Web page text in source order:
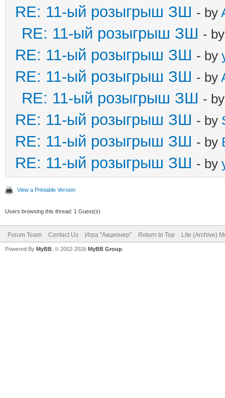
RE: 11-ый розыгрыш ЗШ - by
RE: 11-ый розыгрыш ЗШ -
RE: 11-ый розыгрыш ЗШ - by
RE: 11-ый розыгрыш ЗШ - by
RE: 11-ый розыгрыш ЗШ -
RE: 11-ый розыгрыш ЗШ - by
RE: 11-ый розыгрыш ЗШ - by
RE: 11-ый розыгрыш ЗШ - by
View a Printable Version
Users browsing this thread: 1 Guest(s)
Forum Team Contact Us Игра "Акционер" Return to Top Lite (Archive)
Powered By MyBB , © 2002-2026 MyBB Group